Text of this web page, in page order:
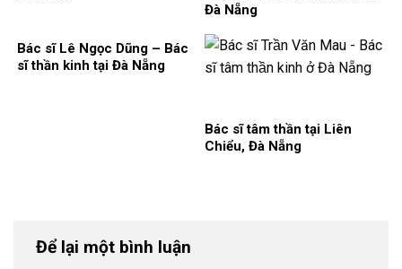
Đà Nẵng
Bác sĩ Lê Ngọc Dũng – Bác
sĩ thần kinh tại Đà Nẵng
Bác sĩ tâm thần tại Liên
Chiểu, Đà Nẵng
Để lại một bình luận